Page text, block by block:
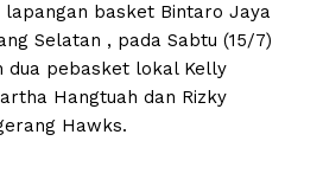
basket Bintaro Jaya
Selatan , pada Sabtu (15/7)
dua pebasket lokal Kelly
Hangtuah dan Rizky
Hawks.